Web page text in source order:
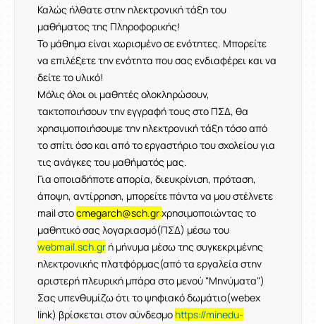
Καλώς ήλθατε στην ηλεκτρονική τάξη του
μαθήματος της Πληροφορικής!
Το μάθημα είναι χωρισμένο σε ενότητες. Μπορείτε
να επιλέξετε την ενότητα που σας ενδιαφέρει και να
δείτε το υλικό!
Μόλις όλοι οι μαθητές ολοκληρώσουν,
τακτοποιήσουν την εγγραφή τους στο ΠΣΔ, θα
χρησιμοποιήσουμε την ηλεκτρονική τάξη τόσο από
το σπίτι όσο και από το εργαστήριο του σχολείου για
τις ανάγκες του μαθήματός μας.
Για οποιαδήποτε απορία, διευκρίνιση, πρόταση,
άποψη, αντίρρηση, μπορείτε πάντα να μου στέλνετε
mail στοcmegarch@sch.grχρησιμοποιώντας το
μαθητικό σας λογαριασμό(ΠΣΔ) μέσω του
webmail.sch.gr ή μήνυμα μέσω της συγκεκριμένης
ηλεκτρονικής πλατφόρμας(από τα εργαλεία στην
αριστερή πλευρική μπάρα στο μενού "Μηνύματα")
Σας υπενθυμίζω ότι το ψηφιακό δωμάτιο(webex
link) βρίσκεται στον σύνδεσμο https://minedu-